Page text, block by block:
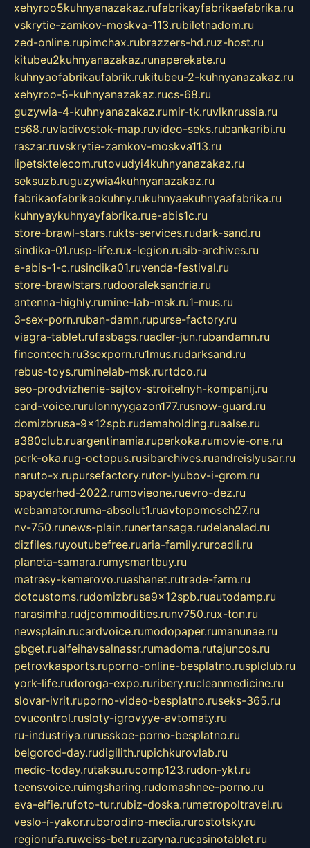
xehyroo5kuhnyanazakaz.rufabrikayfabrikaefabrika.ru
vskrytie-zamkov-moskva-113.rubiletnadom.ru
zed-online.rupimchax.rubrazzers-hd.ruz-host.ru
kitubeu2kuhnyanazakaz.runaperekate.ru
kuhnyaofabrikaufabrik.rukitubeu-2-kuhnyanazakaz.ru
xehyroo-5-kuhnyanazakaz.rucs-68.ru
guzywia-4-kuhnyanazakaz.rumir-tk.ruvlknrussia.ru
cs68.ruvladivostok-map.ruvideo-seks.rubankaribi.ru
raszar.ruvskrytie-zamkov-moskva113.ru
lipetsktelecom.rutovudyi4kuhnyanazakaz.ru
seksuzb.ruguzywia4kuhnyanazakaz.ru
fabrikaofabrikaokuhny.rukuhnyaekuhnyaafabrika.ru
kuhnyaykuhnyayfabrika.rue-abis1c.ru
store-brawl-stars.rukts-services.rudark-sand.ru
sindika-01.rusp-life.rux-legion.rusib-archives.ru
e-abis-1-c.rusindika01.ruvenda-festival.ru
store-brawlstars.rudooraleksandria.ru
antenna-highly.rumine-lab-msk.ru1-mus.ru
3-sex-porn.ruban-damn.rupurse-factory.ru
viagra-tablet.rufasbags.ruadler-jun.rubandamn.ru
fincontech.ru3sexporn.ru1mus.rudarksand.ru
rebus-toys.ruminelab-msk.rurtdco.ru
seo-prodvizhenie-sajtov-stroitelnyh-kompanij.ru
card-voice.rurulonnyygazon177.rusnow-guard.ru
domizbrusa-9x12spb.rudemaholding.ruaalse.ru
a380club.ruargentinamia.ruperkoka.rumovie-one.ru
perk-oka.rug-octopus.rusibarchives.ruandreislyusar.ru
naruto-x.rupursefactory.rutor-lyubov-i-grom.ru
spayderhed-2022.rumovieone.ruevro-dez.ru
webamator.ruma-absolut1.ruavtopomosch27.ru
nv-750.runews-plain.runertansaga.rudelanalad.ru
dizfiles.ruyoutubefree.ruaria-family.ruroadli.ru
planeta-samara.rumysmartbuy.ru
matrasy-kemerovo.ruashanet.rutrade-farm.ru
dotcustoms.rudomizbrusa9x12spb.ruautodamp.ru
narasimha.rudjcommodities.runv750.rux-ton.ru
newsplain.rucardvoice.rumodopaper.rumanunae.ru
gbget.rualfeihavsalnassr.rumadoma.rutajuncos.ru
petrovkasports.ruporno-online-besplatno.rusplclub.ru
york-life.rudoroga-expo.ruribery.rucleanmedicine.ru
slovar-ivrit.ruporno-video-besplatno.ruseks-365.ru
ovucontrol.rusloty-igrovyye-avtomaty.ru
ru-industriya.rurusskoe-porno-besplatno.ru
belgorod-day.rudigilith.rupichkurovlab.ru
medic-today.rutaksu.rucomp123.rudon-ykt.ru
teensvoice.ruimgsharing.rudomashnee-porno.ru
eva-elfie.rufoto-tur.rubiz-doska.rumetropoltravel.ru
veslo-i-yakor.ruborodino-media.rurostotsky.ru
regionufa.ruweiss-bet.ruzaryna.rucasinotablet.ru